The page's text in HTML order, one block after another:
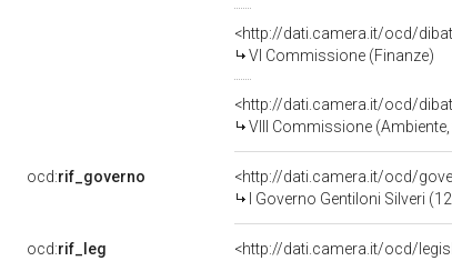
<http://dati.camera.it/ocd/
VI Commissione (Finanze)
<http://dati.camera.it/ocd/
VIII Commissione
ocd:rif_governo
<http://dati.camera.it/ocd/
I Governo Gentiloni Silveri
ocd:rif_leg
<http://dati.camera.it/ocd/